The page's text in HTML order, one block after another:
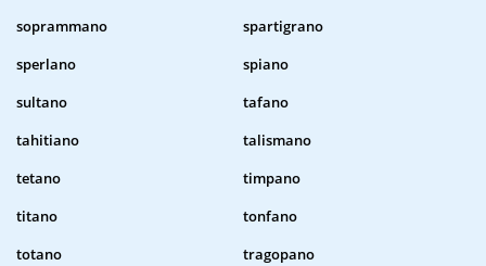
soprammano
spartigrano
sperlano
spiano
sultano
tafano
tahitiano
talismano
tetano
timpano
titano
tonfano
totano
tragopano